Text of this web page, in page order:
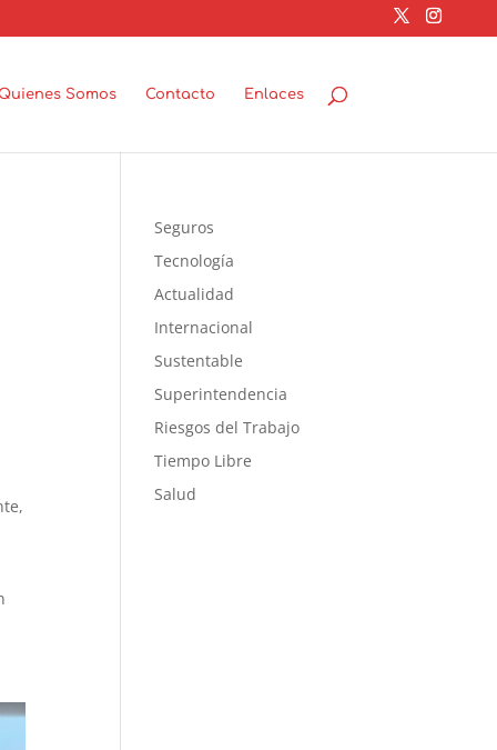
Somos Contacto Enlaces
Seguros
Tecnología
Actualidad
Internacional
Sustentable
Superintendencia
Riesgos del Trabajo
Tiempo Libre
Salud